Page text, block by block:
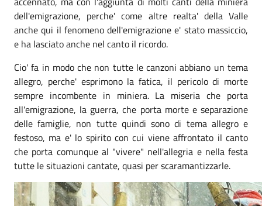
dell'emigrazione, perche' come altre realta' della Valle
anche qui il fenomeno dell'emigrazione e' stato massiccio,
e ha lasciato anche nel canto il ricordo.
Cio' fa in modo che non tutte le canzoni abbiano un tema
allegro, perche' esprimono la fatica, il pericolo di morte
sempre incombente in miniera. La miseria che porta
all'emigrazione, la guerra, che porta morte e separazione
delle famiglie, non tutte quindi sono di tema allegro e
festoso, ma e' lo spirito con cui viene affrontato il canto
che porta comunque al "vivere" nell'allegria e nella festa
tutte le situazioni cantate, quasi per scaramantizzarle.